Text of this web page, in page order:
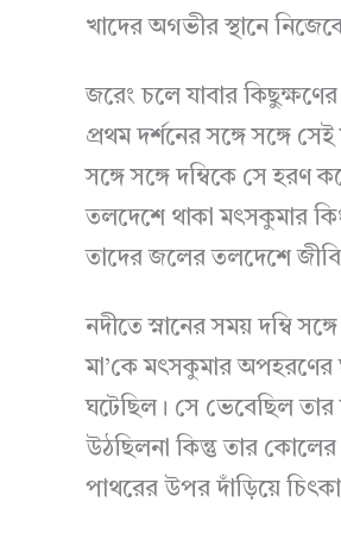
খাদের অগভীর স্থানে
জরেং চলে যাবার
প্রথম দর্শনের সঙ্গে সঙ্গে
সঙ্গে সঙ্গে দম্বিকে সে
তলদেশে থাকা মৎসকুমার
তাদের জলের তলদেশে
নদীতে স্নানের সময় দম্বি
মা’কে মৎসকুমার অপহরণের
ঘটেছিল। সে ভেবেছিল তার
উঠছিলনা কিন্তু তার কোলের
পাথরের উপর দাঁড়িয়ে